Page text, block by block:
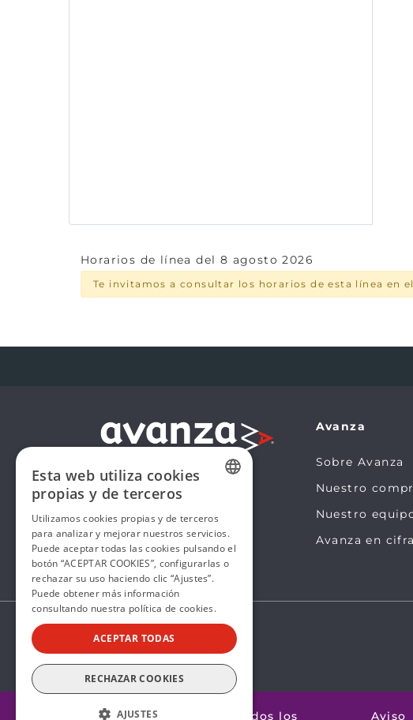
Horarios de línea del 8 agosto 2026
Te invitamos a consultar los horarios de esta línea en
Avanza
Sobre Avanza
Nuestro
Nuestro
Avanza en
@2026 Avanza by Mobility ADO. Todos los Aviso
SPANISH
Esta web utiliza cookies
propias y de terceros
Utilizamos cookies propias y de terceros
para analizar y mejorar nuestros servicios.
Puede aceptar todas las cookies pulsando el
botón “ACEPTAR COOKIES”, configurarlas o
rechazar su uso haciendo clic “Ajustes”.
Puede obtener más información
consultando nuestra política de cookies.
ACEPTAR TODAS
RECHAZAR COOKIES
AJUSTES